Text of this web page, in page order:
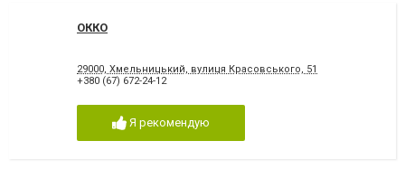
ОККО
29000, Хмельницький, вулиця Красовського, 51
+380 (67) 672-24-12
Я рекомендую